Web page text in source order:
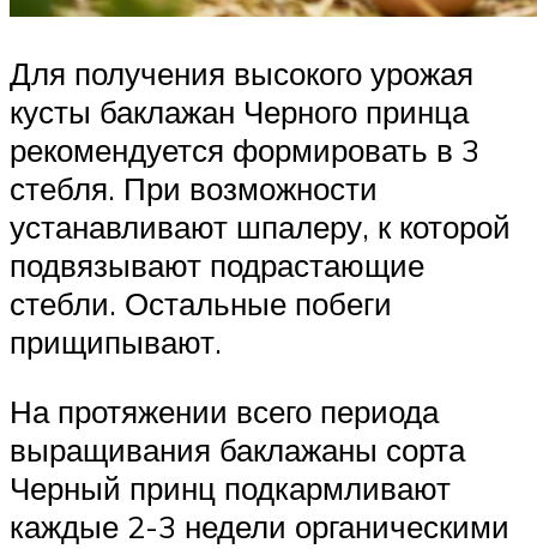
Для получения высокого урожая
кусты баклажан Черного принца
рекомендуется формировать в 3
стебля. При возможности
устанавливают шпалеру, к которой
подвязывают подрастающие
стебли. Остальные побеги
прищипывают.
На протяжении всего периода
выращивания баклажаны сорта
Черный принц подкармливают
каждые 2-3 недели органическими